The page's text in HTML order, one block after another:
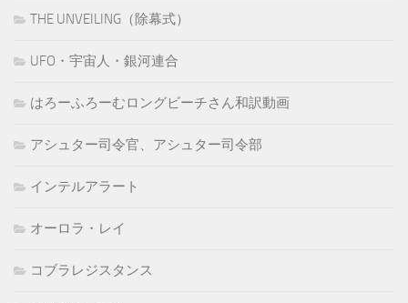
THE UNVEILING（除幕式）
UFO・宇宙人・銀河連合
はろーふろーむロングビーチさん和訳動画
アシュター司令官、アシュター司令部
インテルアラート
オーロラ・レイ
コブラレジスタンス